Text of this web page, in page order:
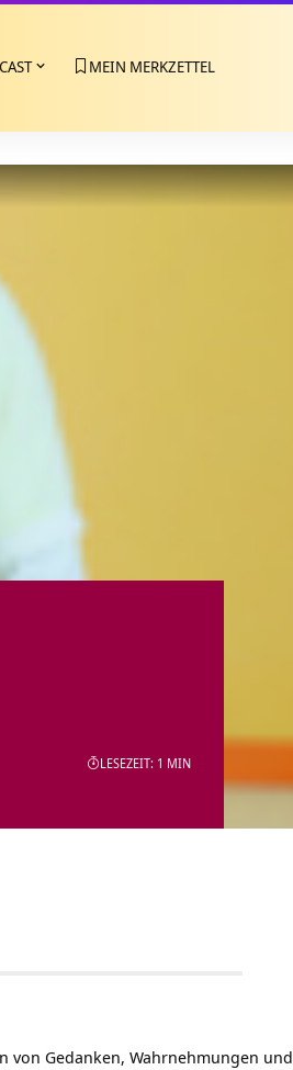
MEIN MERKZETTEL
LESEZEIT: 1 MIN
von Gedanken, Wahrnehmungen und